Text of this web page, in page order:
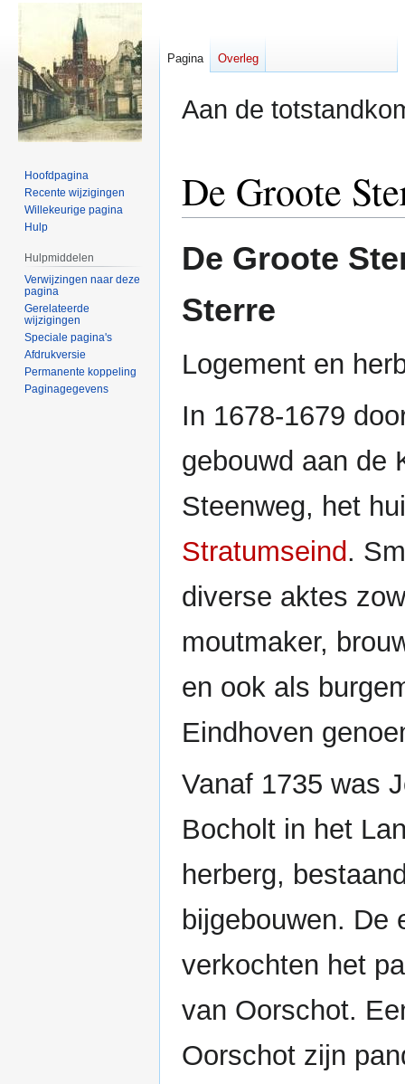
Aan de
De Groote
navigatie
zoeken
De Groote
Sterre
Logement en
In 1678-1679
gebouwd aan de
Steenweg, het
Stratumseind.
diverse aktes
moutmaker,
en ook als
Eindhoven
Vanaf 1735 was
Bocholt in het
herberg,
bijgebouwen. De
verkochten het
van Oorschot.
Oorschot zijn
Pagina Overleg
Hoofdpagina
Recente wijzigingen
Willekeurige pagina
Hulp
Hulpmiddelen
Verwijzingen naar deze
pagina
Gerelateerde
wijzigingen
Speciale pagina's
Afdrukversie
Permanente koppeling
Paginagegevens